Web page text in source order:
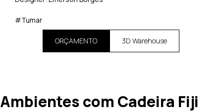
#Tumar
ORÇAMENTO 3D Warehouse
Ambientes com Cadeira Fiji